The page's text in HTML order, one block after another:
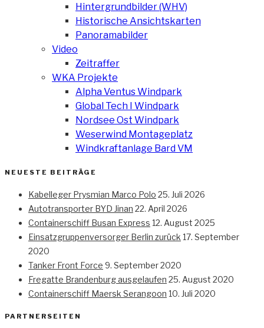
Hintergrundbilder (WHV)
Historische Ansichtskarten
Panoramabilder
Video
Zeitraffer
WKA Projekte
Alpha Ventus Windpark
Global Tech I Windpark
Nordsee Ost Windpark
Weserwind Montageplatz
Windkraftanlage Bard VM
NEUESTE BEITRÄGE
Kabelleger Prysmian Marco Polo 25. Juli 2026
Autotransporter BYD Jinan 22. April 2026
Containerschiff Busan Express 12. August 2025
Einsatzgruppenversorger Berlin zurück 17. September
2020
Tanker Front Force 9. September 2020
Fregatte Brandenburg ausgelaufen 25. August 2020
Containerschiff Maersk Serangoon 10. Juli 2020
PARTNERSEITEN